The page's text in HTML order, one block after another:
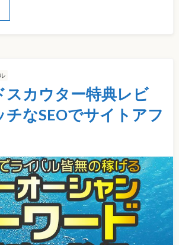
スカウター特典レビ
チなSEOでサイトアフ